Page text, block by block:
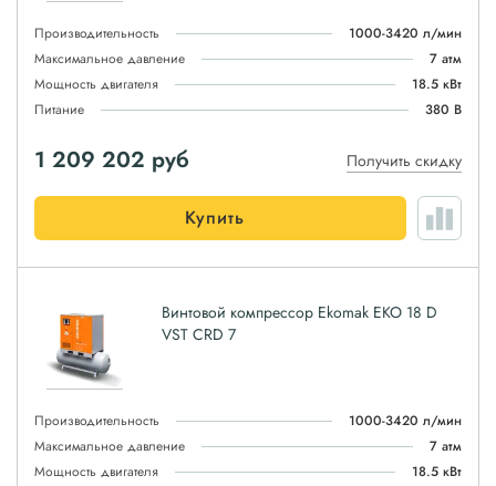
Производительность
1000-3420 л/мин
Максимальное давление
7 атм
Мощность двигателя
18.5 кВт
Питание
380 В
1 209 202 руб Получить скидку
Купить
Винтовой компрессор Ekomak EKO 18 D
VST CRD 7
Производительность
1000-3420 л/мин
Максимальное давление
7 атм
Мощность двигателя
18.5 кВт